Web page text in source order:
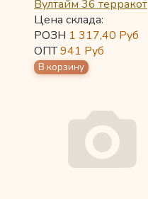
Вултайм 36 терракот
Цена склада:
РОЗН 1 317,40 Руб
ОПТ941 Руб